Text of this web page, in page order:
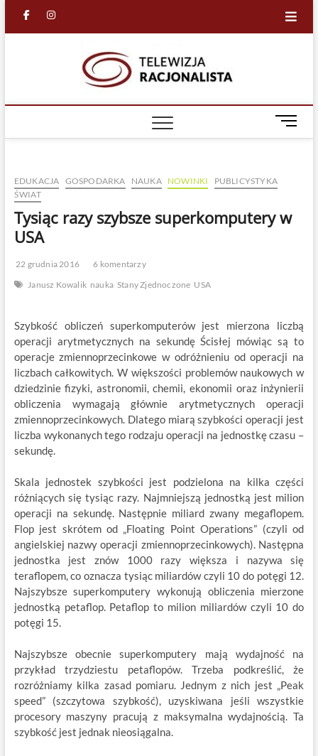
facebook
in
M
e
t
EDUKACJA GOSPODARKA NAUKA NOWINKI
PUBLICYSTYKA
ŚWIAT
Tysiąc razy szybsze superkomputery w
USA
22 grudnia 2016
6 komentarzy
Janusz Kowalik nauka Stany Zjednoczone USA
Szybkość obliczeń superkomputerów jest mierzona liczbą
operacji arytmetycznych na sekundę Ścisłej mówiąc są to
operacje zmiennoprzecinkowe w odróżnieniu od operacji na
liczbach całkowitych. W większości problemów naukowych w
dziedzinie fizyki, astronomii, chemii, ekonomii oraz inżynierii
obliczenia wymagają głównie arytmetycznych operacji
zmiennoprzecinkowych. Dlatego miarą szybkości operacji jest
liczba wykonanych tego rodzaju operacji na jednostkę czasu –
sekundę.
Skala jednostek szybkości jest podzielona na kilka części
różniących się tysiąc razy. Najmniejszą jednostką jest milion
operacji na sekundę. Następnie miliard zwany megaflopem.
Flop jest skrótem od „Floating Point Operations” (czyli od
angielskiej nazwy operacji zmiennoprzecinkowych). Następna
jednostka jest znów 1000 razy większa i nazywa się
teraflopem, co oznacza tysiąc miliardów czyli 10 do potęgi 12.
Najszybsze superkomputery wykonują obliczenia mierzone
jednostką petaflop. Petaflop to milion miliardów czyli 10 do
potęgi 15.
Najszybsze obecnie superkomputery mają wydajność na
przykład trzydziestu petaflopów. Trzeba podkreślić, że
rozróżniamy kilka zasad pomiaru. Jednym z nich jest „Peak
speed” (szczytowa szybkość), uzyskiwana jeśli wszystkie
procesory maszyny pracują z maksymalna wydajnością. Ta
szybkość jest jednak nieosiągalna.